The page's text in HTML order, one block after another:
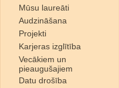
Mūsu laureāti
Audzināšana
Projekti
Karjeras izglītība
Vecākiem un
pieaugušajiem
Datu drošība